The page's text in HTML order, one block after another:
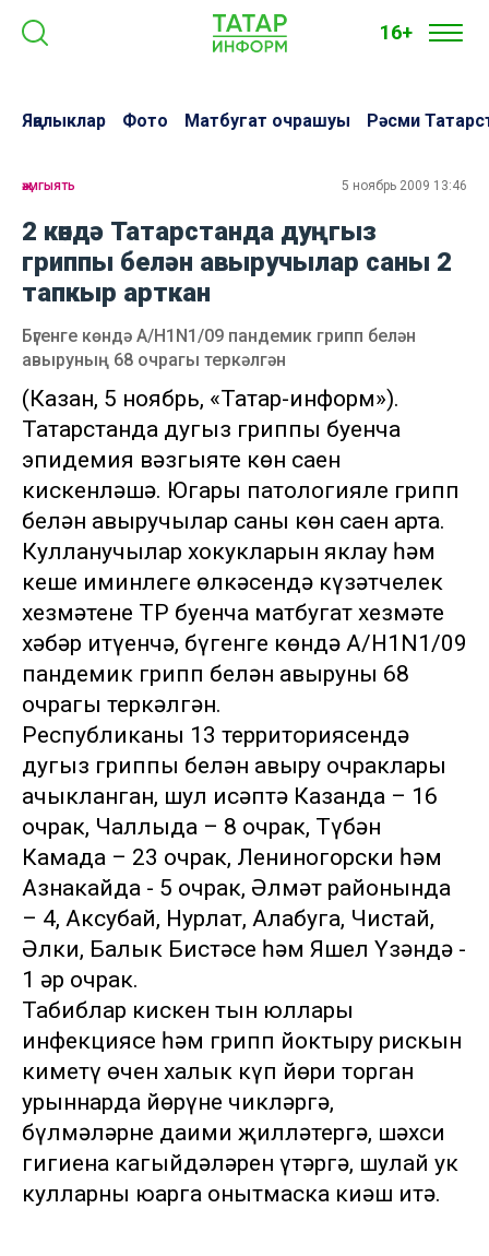
16+
Яңалыклар Фото Матбугат очрашуы Рәсми
җәмгыять 5 ноябрь 2009 13:46
2 көндә Татарстанда дуңгыз
гриппы белән авыручылар саны 2
тапкыр арткан
Бүгенге көндә А/Н1N1/09 пандемик грипп белән
авыруның 68 очрагы теркәлгән
(Казан, 5 ноябрь, «Татар-информ»).
Татарстанда дуңгыз гриппы буенча
эпидемия вәзгыяте көн саен
кискенләшә. Югары патологияле грипп
белән авыручылар саны көн саен арта.
Кулланучылар хокукларын яклау һәм
кеше иминлеге өлкәсендә күзәтчелек
хезмәтенең ТР буенча матбугат хезмәте
хәбәр итүенчә, бүгенге көндә А/Н1N1/09
пандемик грипп белән авыруның 68
очрагы теркәлгән.
Республиканың 13 территориясендә
дуңгыз гриппы белән авыру очраклары
ачыкланган, шул исәптә Казанда – 16
очрак, Чаллыда – 8 очрак, Түбән
Камада – 23 очрак, Лениногорски һәм
Азнакайда - 5 очрак, Әлмәт районында
– 4, Аксубай, Нурлат, Алабуга, Чистай,
Әлки, Балык Бистәсе һәм Яшел Үзәндә -
1 әр очрак.
Табиблар кискен тын юллары
инфекциясе һәм грипп йоктыру рискын
киметү өчен халык күп йөри торган
урыннарда йөрүне чикләргә,
бүлмәләрне даими җилләтергә, шәхси
гигиена кагыйдәләрен үтәргә, шулай ук
кулларны юарга онытмаска киңәш итә.